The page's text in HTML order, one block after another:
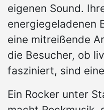
eigenen Sound.
energiegeladenen
eine mitreißende
die Besucher, ob
fasziniert, sind
Ein Rocker unter